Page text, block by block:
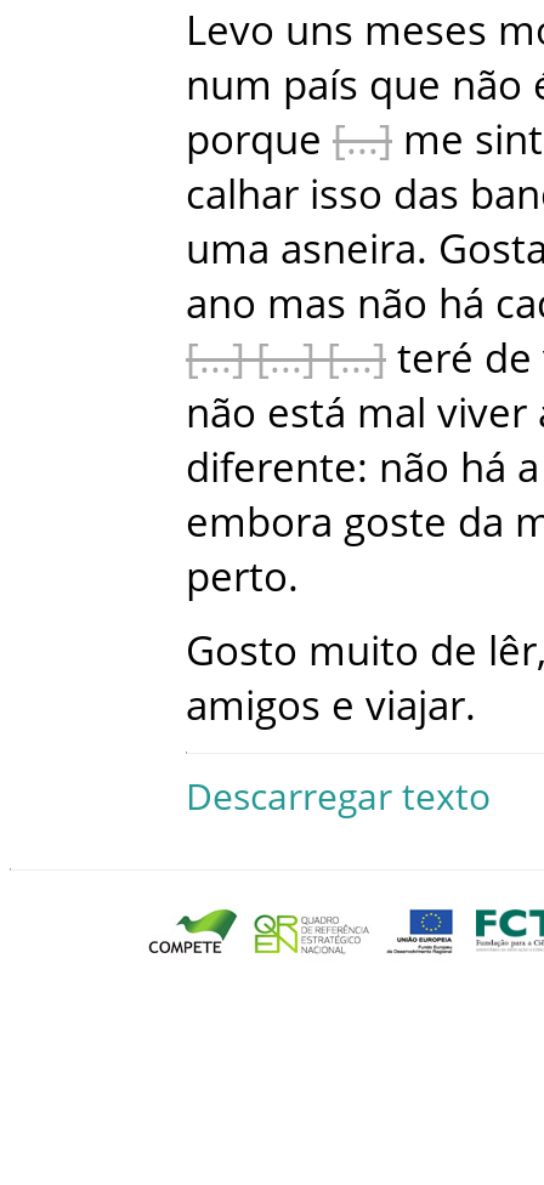
Levo uns meses
num país que não
porque
me
calhar isso das
uma asneira.
ano mas não há
teré de
não está mal viver
diferente: não há a
embora goste da
perto.
Gosto muito de lêr
amigos e viajar.
Descarregar texto